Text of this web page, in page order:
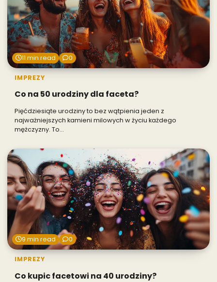
11 min read 0
IMPREZY
Co na 50 urodziny dla faceta?
Pięćdziesiąte urodziny to bez wątpienia jeden z
najważniejszych kamieni milowych w życiu każdego
mężczyzny. To…
9 min read 0
IMPREZY
Co kupic facetowi na 40 urodziny?